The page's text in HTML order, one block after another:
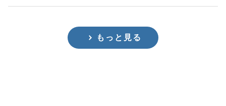
もっと見る